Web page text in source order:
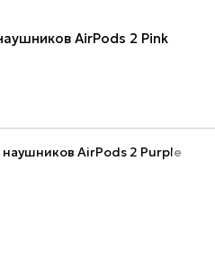
AirPods 2 Pink